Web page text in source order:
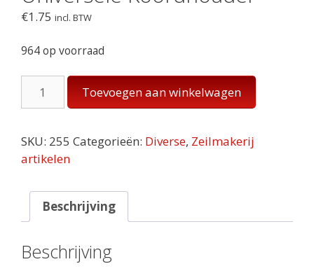
€1.75 incl. BTW
964 op voorraad
Universele
Koordhouder
Toevoegen aan winkelwagen
SKU: 255 Categorieën: Diverse, Zeilmakerij
artikelen
Beschrijving
Beschrijving